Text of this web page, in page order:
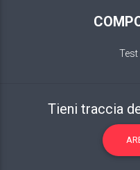
Test
Tieni traccia